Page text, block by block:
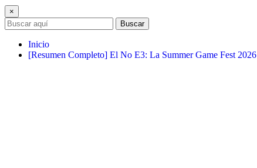
×
Buscar
Inicio
[Resumen Completo] El No E3: La Summer Game Fest 2026